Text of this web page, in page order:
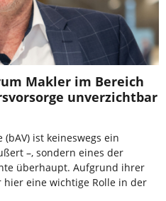
Makler im Bereich
unverzichtbar
ist keineswegs ein
–, sondern eines der
überhaupt. Aufgrund ihrer
eine wichtige Rolle in der